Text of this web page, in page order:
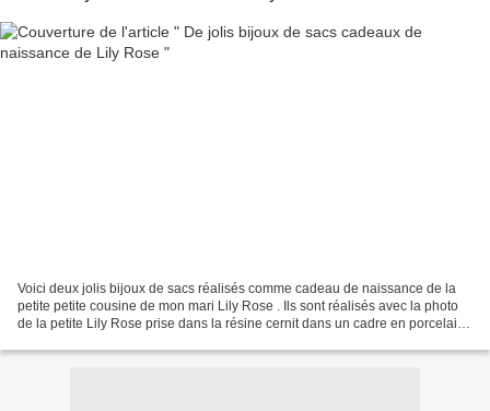
Voici deux jolis bijoux de sacs réalisés comme cadeau de naissance de la
petite petite cousine de mon mari Lily Rose . Ils sont réalisés avec la photo
de la petite Lily Rose prise dans la résine cernit dans un cadre en porcelaine